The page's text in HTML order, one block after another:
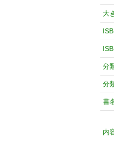
大
分
分
書
内